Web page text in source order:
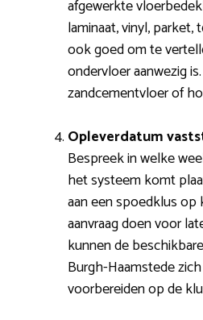
afgewerkte
laminaat, vinyl, parket,
ook goed om te
ondervloer aanwezig
zandcementvloer of
Opleverdatum
Bespreek in welke
het systeem komt
aan een spoedklus
aanvraag doen voor
kunnen de
Burgh-Haamstede
voorbereiden op de